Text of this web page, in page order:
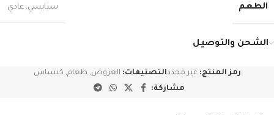
الطعم سبايسي, عادي
الشحن والتوصيل
رمز المنتج:غير محددالتصنيفات: العروض, طعام, كنساس
مشاركة: